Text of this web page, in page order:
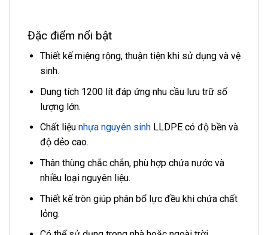
Đặc điểm nổi bật
Thiết kế miệng rộng, thuận tiện khi sử dụng và vệ
sinh.
Dung tích 1200 lít đáp ứng nhu cầu lưu trữ số
lượng lớn.
Chất liệu nhựa nguyên sinhLLDPE có độ bền và
độ dẻo cao.
Thân thùng chắc chắn, phù hợp chứa nước và
nhiều loại nguyên liệu.
Thiết kế tròn giúp phân bổ lực đều khi chứa chất
lỏng.